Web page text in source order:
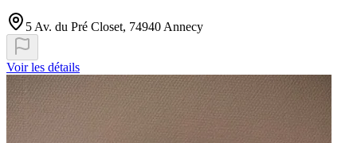
5 Av. du Pré Closet, 74940 Annecy
Voir les détails